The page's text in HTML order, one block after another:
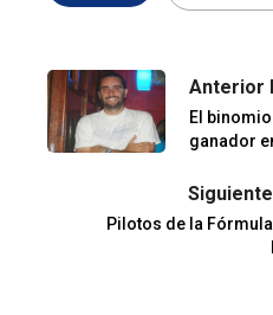
Anterior
El
ganador
Pilotos de la Fórmula